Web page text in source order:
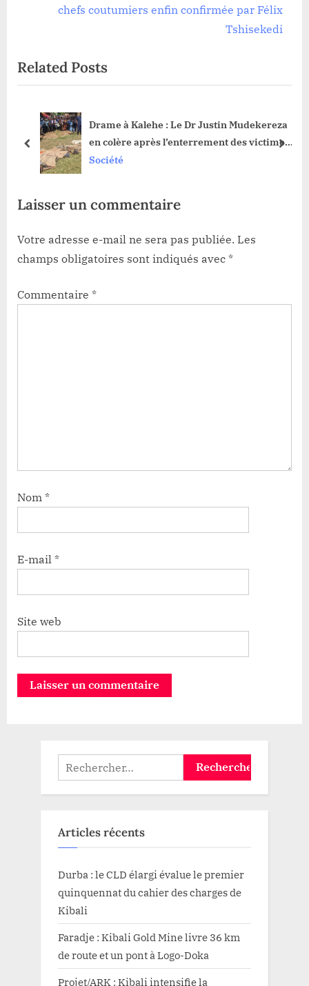
l’article
u
s
s
P
o
t
:
chefs coutumiers enfin confirmée par Félix
Tshisekedi
Related Posts
Drame à Kalehe : Le Dr Justin Mudekereza
en colère après l’enterrement des victimes
dans des fausses communes
Société
prev next
Laisser un commentaire
Votre adresse e-mail ne sera pas publiée. Les
champs obligatoires sont indiqués avec *
Commentaire *
Nom *
E-mail *
Site web
Rechercher :
Articles récents
Durba : le CLD élargi évalue le premier
quinquennat du cahier des charges de
Kibali
Faradje : Kibali Gold Mine livre 36 km
de route et un pont à Logo-Doka
Projet/ARK : Kibali intensifie la